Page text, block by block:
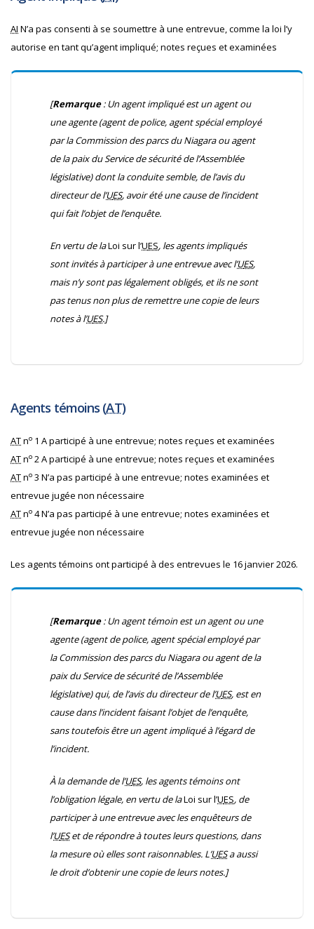
AI N’a pas consenti à se soumettre à une entrevue, comme la loi l’y
autorise en tant qu’agent impliqué; notes reçues et examinées
[Remarque: Un agent impliqué est un agent ou
une agente (agent de police, agent spécial employé
par la Commission des parcs du Niagara ou agent
de la paix du Service de sécurité de l’Assemblée
législative) dont la conduite semble, de l’avis du
directeur de l’UES, avoir été une cause de l’incident
qui fait l’objet de l’enquête.
En vertu de laLoi sur l’UES, les agents impliqués
sont invités à participer à une entrevue avec l’UES,
mais n’y sont pas légalement obligés, et ils ne sont
pas tenus non plus de remettre une copie de leurs
notes à l’UES.]
Agents témoins (AT)
ATno 1 A participé à une entrevue; notes reçues et examinées
ATno 2 A participé à une entrevue; notes reçues et examinées
ATno 3 N’a pas participé à une entrevue; notes examinées et
entrevue jugée non nécessaire
ATno 4 N’a pas participé à une entrevue; notes examinées et
entrevue jugée non nécessaire
Les agents témoins ont participé à des entrevues le 16 janvier 2026.
[Remarque: Un agent témoin est un agent ou une
agente (agent de police, agent spécial employé par
la Commission des parcs du Niagara ou agent de la
paix du Service de sécurité de l’Assemblée
législative) qui, de l’avis du directeur de l’UES, est en
cause dans l’incident faisant l’objet de l’enquête,
sans toutefois être un agent impliqué à l’égard de
l’incident.
À la demande de l’UES, les agents témoins ont
l’obligation légale, en vertu de laLoi sur l’UES, de
participer à une entrevue avec les enquêteurs de
l’UESet de répondre à toutes leurs questions, dans
la mesure où elles sont raisonnables. L’UESa aussi
le droit d’obtenir une copie de leurs notes.]